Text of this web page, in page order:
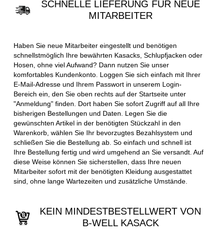
SCHNELLE LIEFERUNG FÜR NEUE
MITARBEITER
Haben Sie neue Mitarbeiter eingestellt und benötigen
schnellstmöglich Ihre bewährten Kasacks, Schlupfjacken oder
Hosen, ohne viel Aufwand? Dann nutzen Sie unser
komfortables Kundenkonto. Loggen Sie sich einfach mit Ihrer
E-Mail-Adresse und Ihrem Passwort in unserem Login-
Bereich ein, den Sie oben rechts auf der Startseite unter
"Anmeldung" finden. Dort haben Sie sofort Zugriff auf all Ihre
bisherigen Bestellungen und Daten. Legen Sie die
gewünschten Artikel in der benötigten Stückzahl in den
Warenkorb, wählen Sie Ihr bevorzugtes Bezahlsystem und
schließen Sie die Bestellung ab. So einfach und schnell ist
Ihre Bestellung fertig und wird umgehend an Sie versandt. Auf
diese Weise können Sie sicherstellen, dass Ihre neuen
Mitarbeiter sofort mit der benötigten Kleidung ausgestattet
sind, ohne lange Wartezeiten und zusätzliche Umstände.
KEIN MINDESTBESTELLWERT VON
B-WELL KASACK